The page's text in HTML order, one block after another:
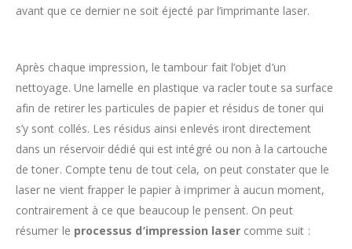
avant que ce dernier ne soit éjecté par l’imprimante laser.
Après chaque impression, le tambour fait l’objet d’un
nettoyage. Une lamelle en plastique va racler toute sa surface
afin de retirer les particules de papier et résidus de toner qui
s’y sont collés. Les résidus ainsi enlevés iront directement
dans un réservoir dédié qui est intégré ou non à la cartouche
de toner. Compte tenu de tout cela, on peut constater que le
laser ne vient frapper le papier à imprimer à aucun moment,
contrairement à ce que beaucoup le pensent. On peut
résumer le processus d’impression laser comme suit :